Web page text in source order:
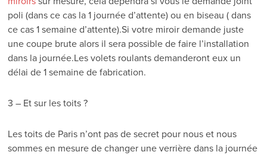
poli (dans ce cas la 1 journée d’attente) ou en biseau ( dans
ce cas 1 semaine d’attente).Si votre miroir demande juste
une coupe brute alors il sera possible de faire l’installation
dans la journée.Les volets roulants demanderont eux un
délai de 1 semaine de fabrication.
3 – Et sur les toits ?
Les toits de Paris n’ont pas de secret pour nous et nous
sommes en mesure de changer une verrière dans la journée